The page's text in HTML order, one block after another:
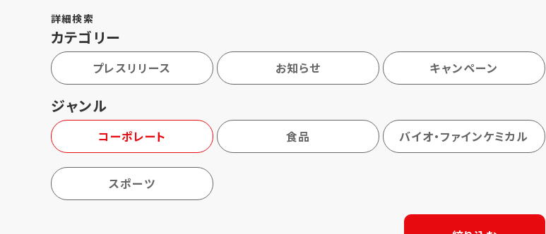
詳細検索
カテゴリー
プレスリリース お知らせ キャンペーン
ジャンル
コーポレート 食品 バイオ・ファインケミカル
スポーツ